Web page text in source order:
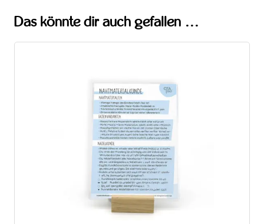
Das könnte dir auch gefallen …